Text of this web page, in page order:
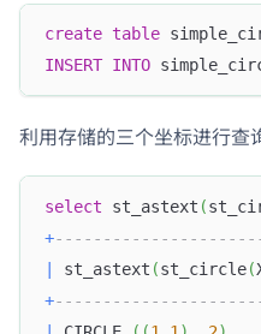
create table
INSERT INTO
利用存储的三个坐标进行查
select st_astext (
+
|
st_astext (st_circle(
+